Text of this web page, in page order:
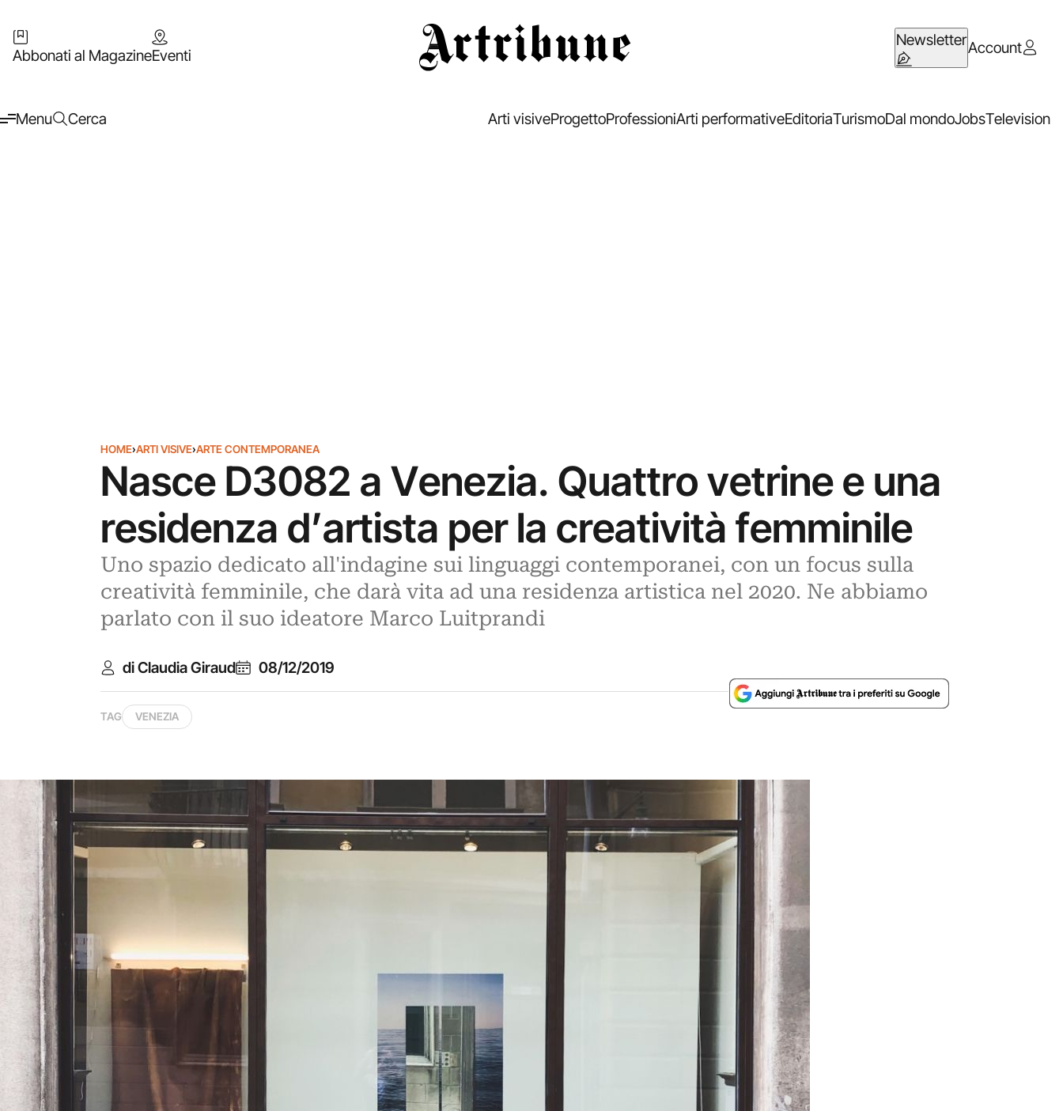
Abbonati al MagazineEventi
NewsletterAccount
Menu Cerca Arti visiveProgettoProfessioniArti performativeEditoriaTurismoDal mondoJobsTelevision
HOME›ARTI VISIVE›ARTE CONTEMPORANEA
Nasce D3082 a Venezia. Quattro vetrine e una
residenza d’artista per la creatività femminile
Uno spazio dedicato all'indagine sui linguaggi contemporanei, con un focus sulla
creatività femminile, che darà vita ad una residenza artistica nel 2020. Ne abbiamo
parlato con il suo ideatore Marco Luitprandi
di Claudia Giraud 08/12/2019
TAG VENEZIA